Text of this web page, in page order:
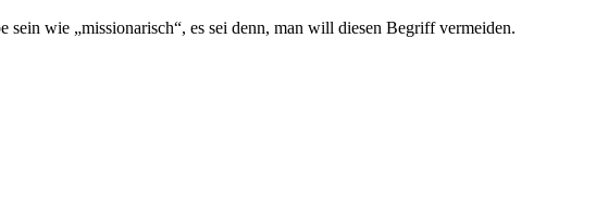
wie „missionarisch“, es sei denn, man will diesen Begriff vermeiden.